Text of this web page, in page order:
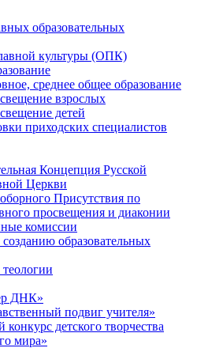
образовательных
культуры (ОПК)
среднее общее образование
взрослых
детей
приходских специалистов
Концепция Русской
Церкви
Присутствия по
просвещения и диаконии
комиссии
образовательных
ДНК»
подвиг учителя»
детского творчества
мира»